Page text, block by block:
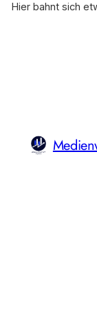
Hier bahnt sich